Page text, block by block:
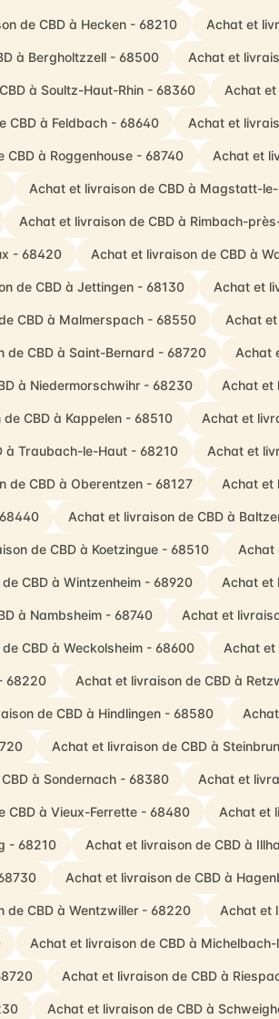
de CBD à Hecken - 68210 Achat et
à Bergholtzzell - 68500 Achat et
à Soultz-Haut-Rhin - 68360 Achat et
CBD à Feldbach - 68640 Achat et
CBD à Roggenhouse - 68740 Achat et
Achat et livraison de CBD à Magstatt-
Achat et livraison de CBD à Rimbach-
- 68420 Achat et livraison de CBD à
de CBD à Jettingen - 68130 Achat et
CBD à Malmerspach - 68550 Achat
de CBD à Saint-Bernard - 68720 Achat
à Niedermorschwihr - 68230 Achat et
CBD à Kappelen - 68510 Achat et
à Traubach-le-Haut - 68210 Achat et
de CBD à Oberentzen - 68127 Achat et
Achat et livraison de CBD à
de CBD à Koetzingue - 68510 Achat
CBD à Wintzenheim - 68920 Achat et
à Nambsheim - 68740 Achat et
CBD à Weckolsheim - 68600 Achat et
68220 Achat et livraison de CBD à
de CBD à Hindlingen - 68580
Achat et livraison de CBD à
à Sondernach - 68380 Achat et
CBD à Vieux-Ferrette - 68480 Achat et
- 68210 Achat et livraison de CBD à
Achat et livraison de CBD à
de CBD à Wentzwiller - 68220 Achat et
Achat et livraison de CBD à
Achat et livraison de CBD à
Achat et livraison de CBD à